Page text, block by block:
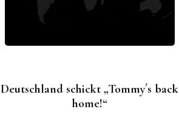
Deutschland schickt „Tommy´s back
home!“